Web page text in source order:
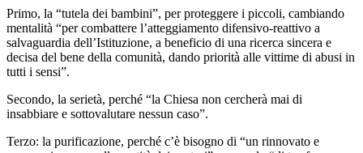
Primo, la “tutela dei bambini”, per proteggere i piccoli, cambiando
mentalità “per combattere l’atteggiamento difensivo-reattivo a
salvaguardia dell’Istituzione, a beneficio di una ricerca sincera e
decisa del bene della comunità, dando priorità alle vittime di abusi in
tutti i sensi”.
Secondo, la serietà, perché “la Chiesa non cercherà mai di
insabbiare e sottovalutare nessun caso”.
Terzo: la purificazione, perché c’è bisogno di “un rinnovato e